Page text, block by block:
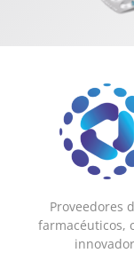
Proveedores
farmacéuticos,